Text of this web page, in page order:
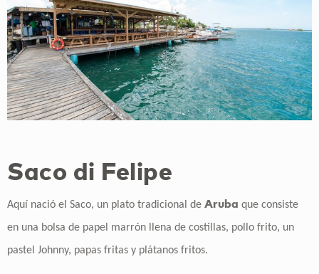
Saco di Felipe
Aquí nació el Saco, un plato tradicional de Aruba que consiste
en una bolsa de papel marrón llena de costillas, pollo frito, un
pastel Johnny, papas fritas y plátanos fritos.